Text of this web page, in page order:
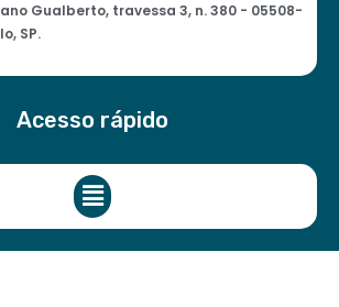
Gualberto, travessa 3, n. 380 - 05508-
SP.
Acesso rápido